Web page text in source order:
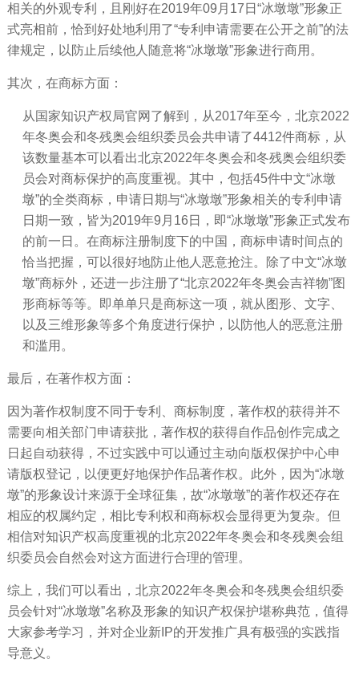
相关的外观专利，且刚好在2019年09月17日“冰墩墩”形象正
式亮相前，恰到好处地利用了“专利申请需要在公开之前”的法
律规定，以防止后续他人随意将“冰墩墩”形象进行商用。
其次，在商标方面：
从国家知识产权局官网了解到，从2017年至今，北京2022
年冬奥会和冬残奥会组织委员会共申请了4412件商标，从
该数量基本可以看出北京2022年冬奥会和冬残奥会组织委
员会对商标保护的高度重视。其中，包括45件中文“冰墩
墩”的全类商标，申请日期与“冰墩墩”形象相关的专利申请
日期一致，皆为2019年9月16日，即“冰墩墩”形象正式发布
的前一日。在商标注册制度下的中国，商标申请时间点的
恰当把握，可以很好地防止他人恶意抢注。除了中文“冰墩
墩”商标外，还进一步注册了“北京2022年冬奥会吉祥物”图
形商标等等。即单单只是商标这一项，就从图形、文字、
以及三维形象等多个角度进行保护，以防他人的恶意注册
和滥用。
最后，在著作权方面：
因为著作权制度不同于专利、商标制度，著作权的获得并不
需要向相关部门申请获批，著作权的获得自作品创作完成之
日起自动获得，不过实践中可以通过主动向版权保护中心申
请版权登记，以便更好地保护作品著作权。此外，因为“冰墩
墩”的形象设计来源于全球征集，故“冰墩墩”的著作权还存在
相应的权属约定，相比专利权和商标权会显得更为复杂。但
相信对知识产权高度重视的北京2022年冬奥会和冬残奥会组
织委员会自然会对这方面进行合理的管理。
综上，我们可以看出，北京2022年冬奥会和冬残奥会组织委
员会针对“冰墩墩”名称及形象的知识产权保护堪称典范，值得
大家参考学习，并对企业新IP的开发推广具有极强的实践指
导意义。